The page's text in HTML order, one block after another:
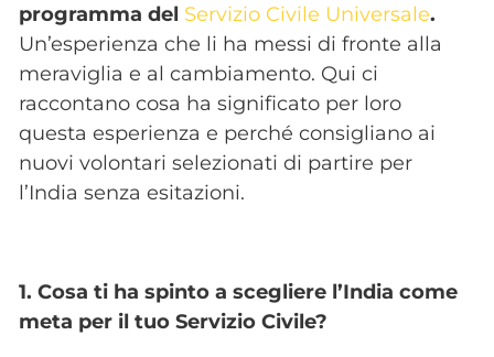
programma del Servizio Civile Universale.
Un’esperienza che li ha messi di fronte alla
meraviglia e al cambiamento. Qui ci
raccontano cosa ha significato per loro
questa esperienza e perché consigliano ai
nuovi volontari selezionati di partire per
l’India senza esitazioni.
1. Cosa ti ha spinto a scegliere l’India come
meta per il tuo Servizio Civile?